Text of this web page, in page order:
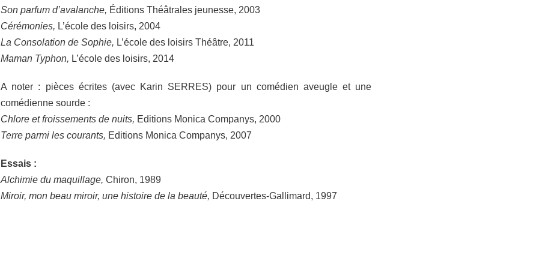
Son parfum d’avalanche, Éditions Théâtrales jeunesse, 2003
Cérémonies, L’école des loisirs, 2004
La Consolation de Sophie, L’école des loisirs Théâtre, 2011
Maman Typhon, L’école des loisirs, 2014
A noter : pièces écrites (avec Karin SERRES) pour un comédien aveugle et une
comédienne sourde :
Chlore et froissements de nuits, Editions Monica Companys, 2000
Terre parmi les courants, Editions Monica Companys, 2007
Essais :
Alchimie du maquillage, Chiron, 1989
Miroir, mon beau miroir, une histoire de la beauté, Découvertes-Gallimard, 1997